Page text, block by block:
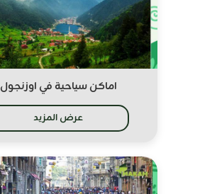
اماكن سياحية في اوزنجول
عرض المزيد